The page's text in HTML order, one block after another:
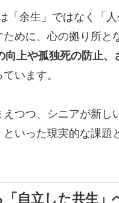
「余生」ではなく「
めに、心の拠り所と
向上や孤独死の防止
います。
つつ、シニアが新し
いった現実的な課
「自立した共生」